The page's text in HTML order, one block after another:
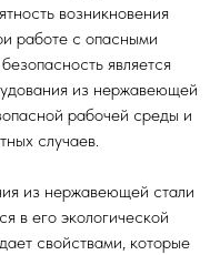
возникновения
работе с опасными
является
из нержавеющей
рабочей среды и
случаев.
из нержавеющей стали
в его экологической
свойствами, которые